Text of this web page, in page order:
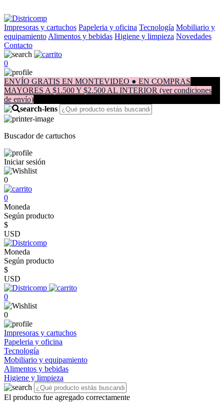
Impresoras y cartuchos Papeleria y oficina Tecnología Mobiliario y
equipamiento Alimentos y bebidas Higiene y limpieza Novedades
Contacto
0
ENVÍO GRATIS EN MONTEVIDEO ● EN COMPRAS
MAYORES A $1.500 Y $2.500 AL INTERIOR (ver condiciones
de envío)
Buscador de cartuchos
Iniciar sesión
0
0
Moneda
Según producto
$
USD
Moneda
Según producto
$
USD
0
0
Impresoras y cartuchos
Papeleria y oficina
Tecnología
Mobiliario y equipamiento
Alimentos y bebidas
Higiene y limpieza
El producto fue agregado correctamente